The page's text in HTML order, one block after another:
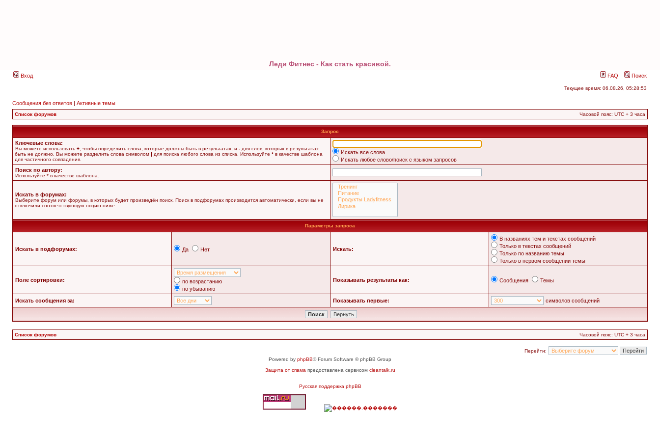
Леди Фитнес - Как стать красивой.
Вход FAQ Поиск
Текущее время: 06.08.26, 05:28:53
Сообщения без ответов | Активные темы
Список форумов Часовой пояс: UTC + 3 часа
Запрос
Ключевые слова:
Вы можете использовать + , чтобы определить слова, которые должны быть в результатах, и - для слов, которых в результатах
быть не должно. Вы можете разделить слова символом | для поиска любого слова из списка. Используйте * в качестве шаблона
для частичного совпадения.
Искать все слова
Искать любое слово/поиск с языком запросов
Поиск по автору:
Используйте * в качестве шаблона.
Искать в форумах:
Выберите форум или форумы, в которых будет произведён поиск. Поиск в подфорумах производится автоматически, если вы не
отключили соответствующую опцию ниже.
Параметры запроса
Искать в подфорумах: Да Нет Искать:
В названиях тем и текстах сообщений
Только в текстах сообщений
Только по названию темы
Только в первом сообщении темы
Поле сортировки:
по возрастанию
по убыванию
Показывать результаты как: Сообщения Темы
Искать сообщения за: Показывать первые: символов сообщений
Список форумов Часовой пояс: UTC + 3 часа
Перейти:
Powered by phpBB® Forum Software © phpBB Group
Защита от спама предоставлена сервисом cleantalk.ru
Русская поддержка phpBB